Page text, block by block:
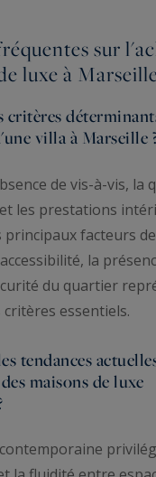
sur
luxe à
critères
villa à Marseille
de vis-à-vis, la
les prestations
facteurs de
la
du quartier
essentiels.
tendances
maisons de luxe